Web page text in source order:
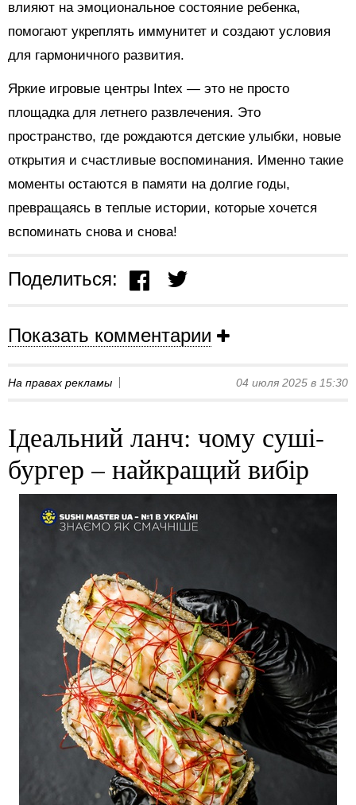
влияют на эмоциональное состояние ребенка,
помогают укреплять иммунитет и создают условия
для гармоничного развития.
Яркие игровые центры Intex — это не просто
площадка для летнего развлечения. Это
пространство, где рождаются детские улыбки, новые
открытия и счастливые воспоминания. Именно такие
моменты остаются в памяти на долгие годы,
превращаясь в теплые истории, которые хочется
вспоминать снова и снова!
Поделиться:
Показать комментарии
На правах рекламы 04 июля 2025 в 15:30
Ідеальний ланч: чому суші-
бургер – найкращий вибір